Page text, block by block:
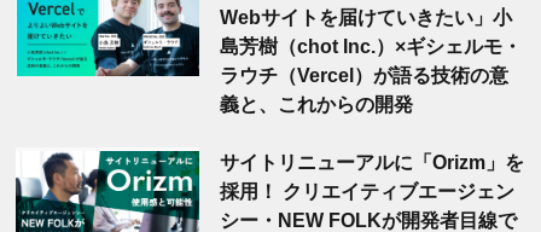
Webサイトを届けていきたい」小
島芳樹（chot Inc.）×ギシェルモ・
ラウチ（Vercel）が語る技術の意
義と、これからの開発
サイトリニューアルに「Orizm」を
採用！ クリエイティブエージェン
シー・NEW FOLKが開発者目線で